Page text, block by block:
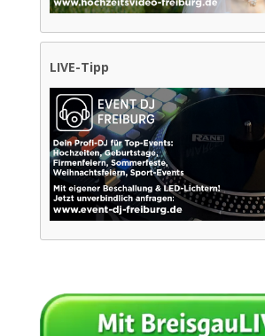
LIVE-Tipp